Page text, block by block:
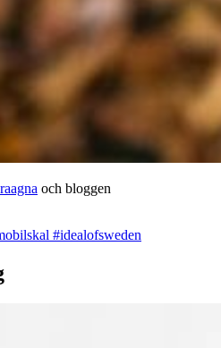
raagna och bloggen
#idealofsweden